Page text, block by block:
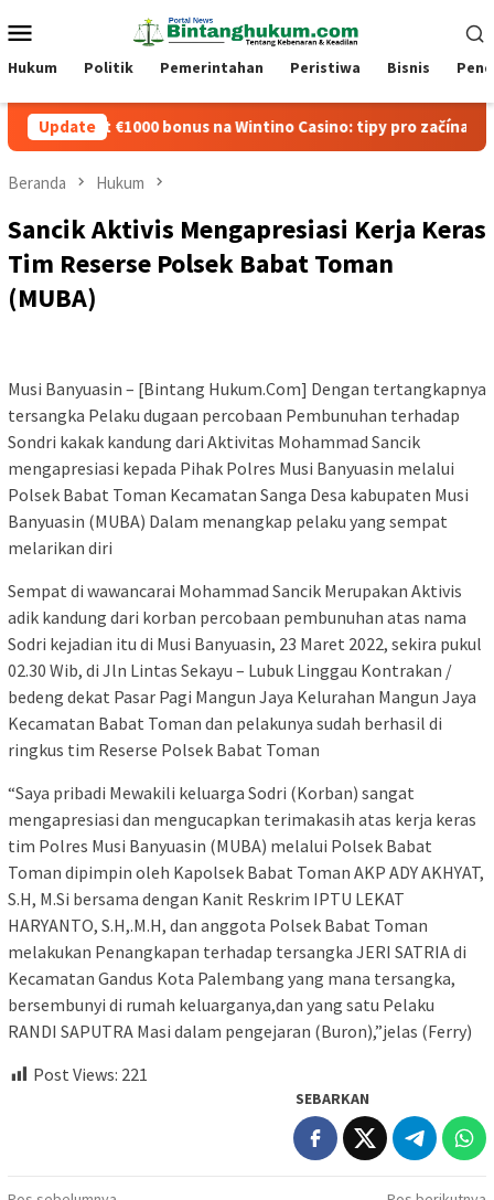
ke
kontenMobile
Hukum Politik Pemerintahan Peristiwa Bisnis
Update
€1000 bonus na Wintino Casino: tipy pro začínající hráče
Beranda Hukum
Sancik Aktivis Mengapresiasi Kerja Keras
Tim Reserse Polsek Babat Toman
(MUBA)
Musi Banyuasin – [Bintang Hukum.Com] Dengan tertangkapnya
tersangka Pelaku dugaan percobaan Pembunuhan terhadap
Sondri kakak kandung dari Aktivitas Mohammad Sancik
mengapresiasi kepada Pihak Polres Musi Banyuasin melalui
Polsek Babat Toman Kecamatan Sanga Desa kabupaten Musi
Banyuasin (MUBA) Dalam menangkap pelaku yang sempat
melarikan diri
Sempat di wawancarai Mohammad Sancik Merupakan Aktivis
adik kandung dari korban percobaan pembunuhan atas nama
Sodri kejadian itu di Musi Banyuasin, 23 Maret 2022, sekira pukul
02.30 Wib, di Jln Lintas Sekayu – Lubuk Linggau Kontrakan /
bedeng dekat Pasar Pagi Mangun Jaya Kelurahan Mangun Jaya
Kecamatan Babat Toman dan pelakunya sudah berhasil di
ringkus tim Reserse Polsek Babat Toman
“Saya pribadi Mewakili keluarga Sodri (Korban) sangat
mengapresiasi dan mengucapkan terimakasih atas kerja keras
tim Polres Musi Banyuasin (MUBA) melalui Polsek Babat
Toman dipimpin oleh Kapolsek Babat Toman AKP ADY AKHYAT,
S.H, M.Si bersama dengan Kanit Reskrim IPTU LEKAT
HARYANTO, S.H,.M.H, dan anggota Polsek Babat Toman
melakukan Penangkapan terhadap tersangka JERI SATRIA di
Kecamatan Gandus Kota Palembang yang mana tersangka,
bersembunyi di rumah keluarganya,dan yang satu Pelaku
RANDI SAPUTRA Masi dalam pengejaran (Buron),”jelas (Ferry)
Post Views: 221
SEBARKAN